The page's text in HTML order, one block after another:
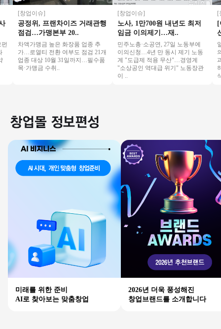
[창업이슈]
공정위, 프랜차이즈 거래관행
점검…가맹본부 20..
차액가맹금 높은 화장품 업종 추
가…로열티 전환 여부도 점검 21개
업종 대상 10월 31일까지…필수품
목·가맹금 수취..
[창업이슈]
노사, 1만700원 내년도 최저
임금 이의제기…재..
민주노총·소공연, 27일 노동부에
이의신청…4년 만 동시 제기 노동
계 "도급제 적용 무산"…경영계
"소상공인 역대급 위기" 노동장관
[창
[이
션
일
의
과
하
식
미래를 위한 준비
AI로 찾아보는 맞춤창업
2026년 더욱 풍성해진
창업브랜드를 소개합니다